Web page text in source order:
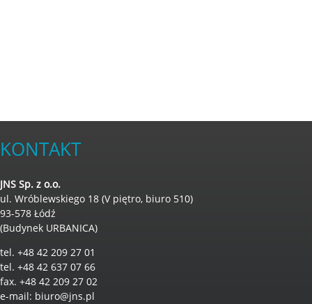
KONTAKT
JNS Sp. z o.o.
ul. Wróblewskiego 18 (V piętro, biuro 510)
93-578 Łódź
(Budynek URBANICA)
tel. +48 42 209 27 01
tel. +48 42 637 07 66
fax. +48 42 209 27 02
e-mail: biuro@jns.pl